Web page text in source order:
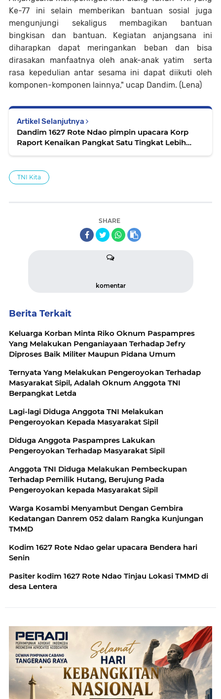
Ke-77 ini selain memberikan bantuan sosial juga
mengunjungi sekaligus membagikan bantuan
bingkisan dan bantuan. Kegiatan anjangsana ini
diharapkan dapat meringankan beban dan bisa
dirasakan manfaatnya oleh anak-anak yatim serta
rasa kepedulian antar sesama ini dapat diikuti oleh
komponen-komponen lainnya," ucap Dandim. (Lena)
Artikel Selanjutnya
Dandim 1627 Rote Ndao pimpin upacara Korp
Raport Kenaikan Pangkat Satu Tingkat Lebih
TNI Kita
SHARE
komentar
Berita Terkait
Keluarga Korban Minta Riko Oknum Paspampres
Yang Melakukan Penganiayaan Terhadap Jefry
Diproses Baik Militer Maupun Pidana Umum
Ternyata Yang Melakukan Pengeroyokan Terhadap
Masyarakat Sipil, Adalah Oknum Anggota TNI
Berpangkat Letda
Lagi-lagi Diduga Anggota TNI Melakukan
Pengeroyokan Kepada Masyarakat Sipil
Diduga Anggota Paspampres Lakukan
Pengeroyokan Terhadap Masyarakat Sipil
Anggota TNI Diduga Melakukan Pembeckupan
Terhadap Pemilik Hutang, Berujung Pada
Pengeroyokan kepada Masyarakat Sipil
Warga Kosambi Menyambut Dengan Gembira
Kedatangan Danrem 052 dalam Rangka Kunjungan
TMMD
Kodim 1627 Rote Ndao gelar upacara Bendera hari
Senin
Pasiter kodim 1627 Rote Ndao Tinjau Lokasi TMMD di
desa Lentera